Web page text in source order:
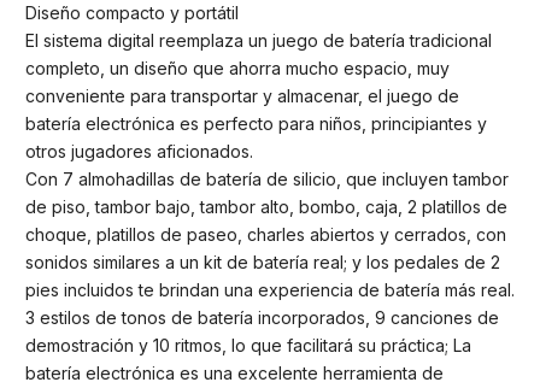
Diseño compacto y portátil
El sistema digital reemplaza un juego de batería tradicional
completo, un diseño que ahorra mucho espacio, muy
conveniente para transportar y almacenar, el juego de
batería electrónica es perfecto para niños, principiantes y
otros jugadores aficionados.
Con 7 almohadillas de batería de silicio, que incluyen tambor
de piso, tambor bajo, tambor alto, bombo, caja, 2 platillos de
choque, platillos de paseo, charles abiertos y cerrados, con
sonidos similares a un kit de batería real; y los pedales de 2
pies incluidos te brindan una experiencia de batería más real.
3 estilos de tonos de batería incorporados, 9 canciones de
demostración y 10 ritmos, lo que facilitará su práctica; La
batería electrónica es una excelente herramienta de